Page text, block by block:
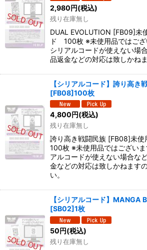
2,980円(税込)
残り在庫無し
DUAL EVOLUTION [FB09]未
ド 100枚 ※未使用品ではご
シリアルコードが使えない場
品返金などの対応は致しかね
【シリアルコード】誇り高き
[FB08]100枚
4,800円(税込)
残り在庫無し
誇り高き戦闘民族 [FB08]未
100枚 ※未使用品ではござい
アルコードが使えない場合な
金などの対応は致しかねます
い。
【シリアルコード】MANGA
[SB02]1枚
50円(税込)
残り在庫無し